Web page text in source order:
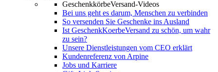
GeschenkkörbeVersand-Videos
Bei uns geht es darum, Menschen zu verbinden
So versenden Sie Geschenke ins Ausland
Ist GeschenkKoerbeVersand zu schön, um wahr
zu sein?
Unsere Dienstleistungen vom CEO erklärt
Kundenreferenz von Arpine
Jobs und Karriere